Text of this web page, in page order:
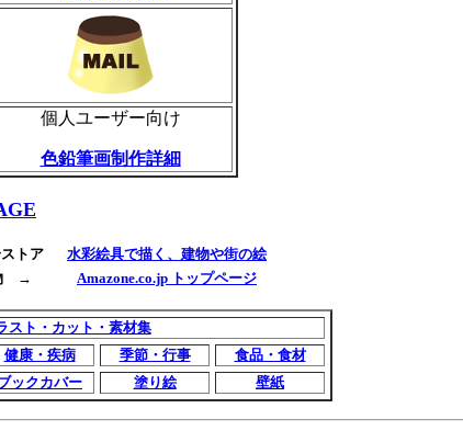
個人ユーザー向け
色鉛筆画制作詳細
トア
水彩絵具で描く、建物や街の絵
物 →
Amazone.co.jp トップページ
スト・カット・素材集
健康・疾病 季節・行事
食品・食材
ックカバー 塗り絵 壁紙